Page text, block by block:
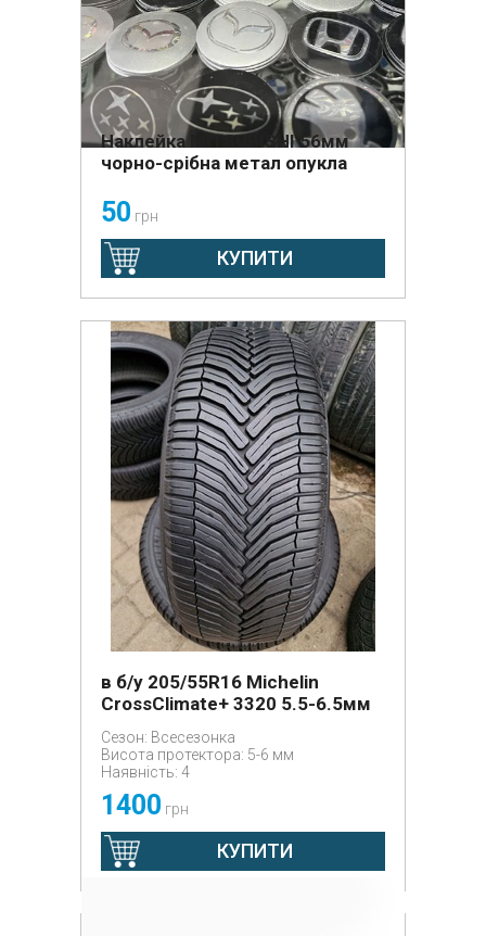
Наклейка MITSUBISHI 56мм
чорно-срібна метал опукла
50 грн
КУПИТИ
в б/у 205/55R16 Michelin
CrossClimate+ 3320 5.5-6.5мм
Сезон: Всесезонка
Висота протектора: 5-6 мм
Наявність: 4
1400 грн
КУПИТИ